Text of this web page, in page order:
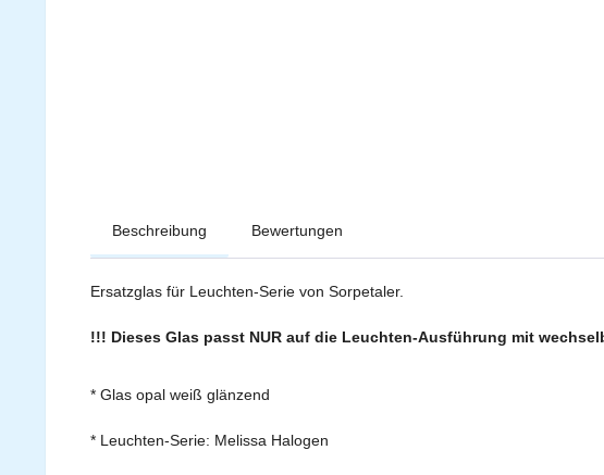
Beschreibung Bewertungen
Ersatzglas für Leuchten-Serie von Sorpetaler.
!!! Dieses Glas passt NUR auf die Leuchten-Ausführung mit
* Glas opal weiß glänzend
* Leuchten-Serie: Melissa Halogen